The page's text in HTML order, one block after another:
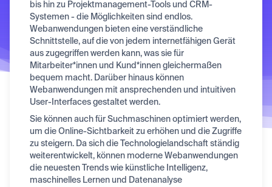
bis hin zu Projektmanagement-Tools und CRM-
Systemen - die Möglichkeiten sind endlos.
Webanwendungen bieten eine verständliche
Schnittstelle, auf die von jedem internetfähigen Gerät
aus zugegriffen werden kann, was sie für
Mitarbeiter*innen und Kund*innen gleichermaßen
bequem macht. Darüber hinaus können
Webanwendungen mit ansprechenden und intuitiven
User-Interfaces gestaltet werden.
Sie können auch für Suchmaschinen optimiert werden,
um die Online-Sichtbarkeit zu erhöhen und die Zugriffe
zu steigern. Da sich die Technologielandschaft ständig
weiterentwickelt, können moderne Webanwendungen
die neuesten Trends wie künstliche Intelligenz,
maschinelles Lernen und Datenanalyse